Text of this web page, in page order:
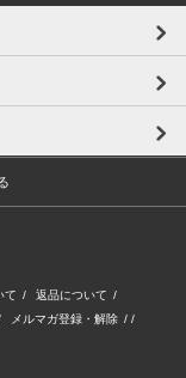
て / 返品について /
メルマガ登録・解除 / /